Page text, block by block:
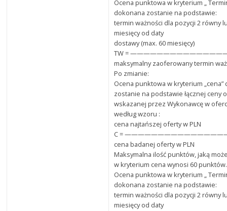
Ocena punktowa w kryterium „
dokonana zostanie na podstawie:
termin ważności dla pozycji 2 równy
miesięcy od daty
dostawy (max. 60 miesięcy)
TW =
maksymalny zaoferowany termin
Po zmianie:
Ocena punktowa w kryterium „cena”
zostanie na podstawie łącznej ceny
wskazanej przez Wykonawcę w
według wzoru :
cena najtańszej oferty w PLN
C = ————————————————
cena badanej oferty w PLN
Maksymalna ilość punktów, jaką
w kryterium cena wynosi 60 punktów.
Ocena punktowa w kryterium „
dokonana zostanie na podstawie:
termin ważności dla pozycji 2 równy
miesięcy od daty